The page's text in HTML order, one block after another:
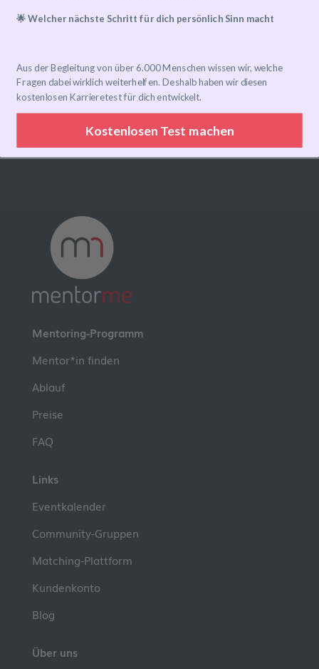
Inside Mentoring
Categories
Unkategorisiert
Mentoring-Programm
Mentor*in finden
Ablauf
Preise
FAQ
Links
Eventkalender
Community-Gruppen
Matching-Plattform
Kundenkonto
Blog
Über uns
🌟 Welcher nächste Schritt für dich persönlich Sinn macht
Aus der Begleitung von über 6.000 Menschen wissen wir, welche
Fragen dabei wirklich weiterhelfen. Deshalb haben wir diesen
kostenlosen Karrieretest für dich entwickelt.
Kostenlosen Test machen